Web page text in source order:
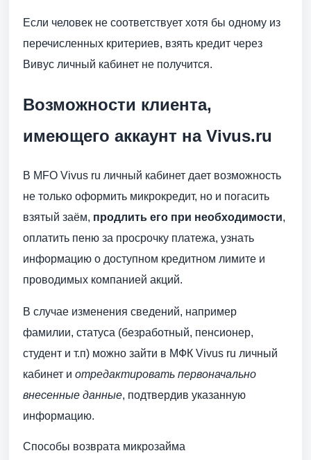
Если человек не соответствует хотя бы одному из
перечисленных критериев, взять кредит через
Вивус личный кабинет не получится.
Возможности клиента,
имеющего аккаунт на Vivus.ru
В MFO Vivus ru личный кабинет дает возможность
не только оформить микрокредит, но и погасить
взятый заём, продлить его при необходимости,
оплатить пеню за просрочку платежа, узнать
информацию о доступном кредитном лимите и
проводимых компанией акций.
В случае изменения сведений, например
фамилии, статуса (безработный, пенсионер,
студент и т.п) можно зайти в МФК Vivus ru личный
кабинет и отредактировать первоначально
внесенные данные, подтвердив указанную
информацию.
Способы возврата микрозайма